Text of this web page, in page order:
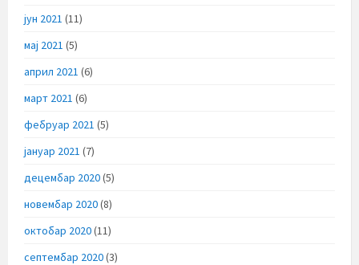
јун 2021 (11)
мај 2021 (5)
април 2021 (6)
март 2021 (6)
фебруар 2021 (5)
јануар 2021 (7)
децембар 2020(5)
новембар 2020(8)
октобар 2020(11)
септембар 2020(3)